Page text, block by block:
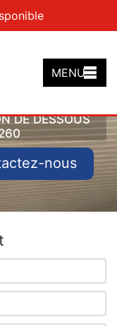
MENU
DE DESSOUS
nous